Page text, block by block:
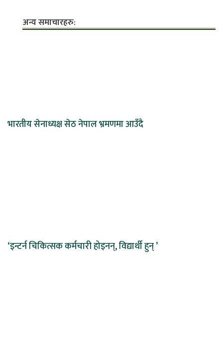
अन्य समाचारहरु:
भारतीय सेनाध्यक्ष सेठ नेपाल भ्रमणमा आउँदै
‘इन्टर्न चिकित्सक कर्मचारी होइनन्, विद्यार्थी हुन् ’